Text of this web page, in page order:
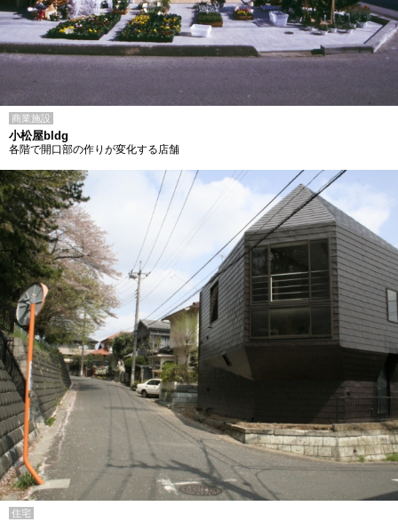
商業施設
小松屋bldg
各階で開口部の作りが変化する店舗
住宅